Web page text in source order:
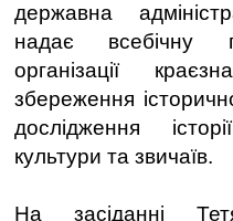
державна
надає всебічну
організації
збереження
дослідження
культури та звичаїв.
На засіданні